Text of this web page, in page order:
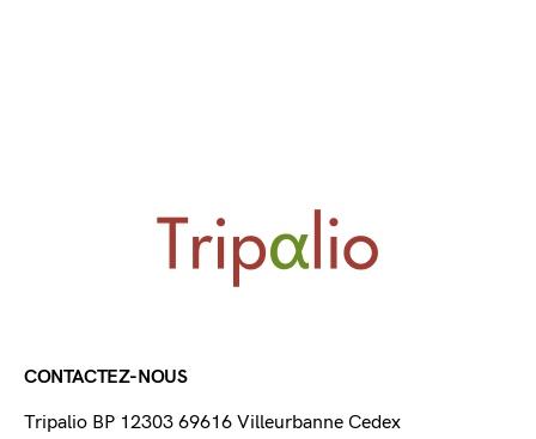
CONTACTEZ-NOUS
Tripalio BP 12303 69616 Villeurbanne Cedex